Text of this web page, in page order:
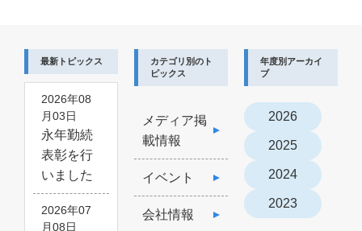
最新トピックス
2026年08
月03日
永年勤続
表彰を行
いました
2026年07
月08日
カテゴリ別のト
ピックス
メディア掲
載情報
イベント
会社情報
年度別アーカイ
ブ
2026
2025
2024
2023